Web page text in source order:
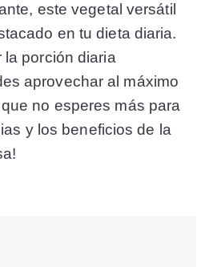
este vegetal versátil
en tu dieta diaria.
porción diaria
aprovechar al máximo
no esperes más para
y los beneficios de la